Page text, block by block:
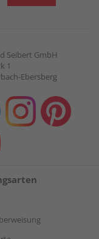
Seibert GmbH
1
Ebersberg